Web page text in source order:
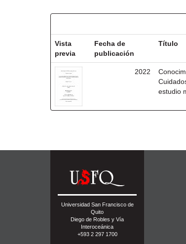
Vista
previa
Fecha de
publicación
Título
2022
estudio
Universidad San Francisco de
Quito
Diego de Robles y Vía
Interoceánica
+593 2 297 1700